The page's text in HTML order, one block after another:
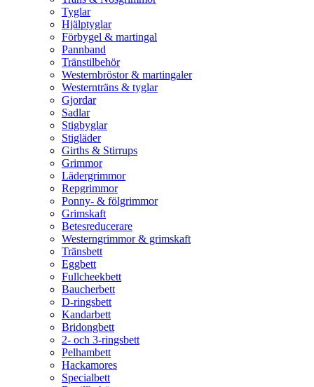
Tyglar
Hjälptyglar
Förbygel & martingal
Pannband
Tränstilbehör
Westernbröstor & martingaler
Westernträns & tyglar
Gjordar
Sadlar
Stigbyglar
Stigläder
Girths & Stirrups
Grimmor
Lädergrimmor
Repgrimmor
Ponny- & fölgrimmor
Grimskaft
Betesreducerare
Westerngrimmor & grimskaft
Tränsbett
Eggbett
Fullcheekbett
Baucherbett
D-ringsbett
Kandarbett
Bridongbett
2- och 3-ringsbett
Pelhambett
Hackamores
Specialbett